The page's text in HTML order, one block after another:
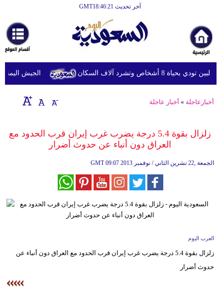
آخر تحديث GMT18:46:21
أخبارعاجلة
رياضة
ثقافة
إقتصاد
وموسيقى
ديكور
الجيش اليمني يعلن مقتل 7 وإصابة 30 في هجوم أشخاص وتشرد آلاف السكان
أخبارعاجلة » أخبار عاجلة
زلزال بقوة 5.4 درجة يضرب غرب إيران قرب الحدود مع
العراق دون أنباء عن حدوث أضرار
GMT 09:07 2013 الجمعة ,22 تشرين الثاني / نوفمبر
العرب اليوم
زلزال بقوة 5.4 درجة يضرب غرب إيران قرب الحدود مع العراق دون أنباء عن
حدوث أضرار